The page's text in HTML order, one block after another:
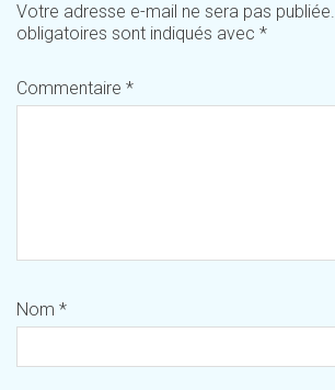
Votre adresse e-mail ne sera pas publiée.
obligatoires sont indiqués avec *
Commentaire *
Nom *